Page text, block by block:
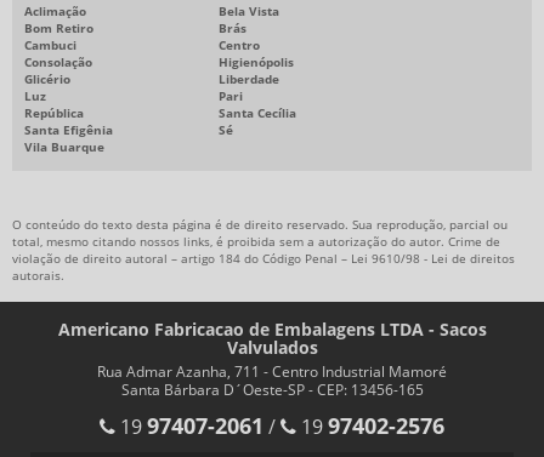
Aclimação
Bela Vista
Bom Retiro
Brás
Cambuci
Centro
Consolação
Higienópolis
Glicério
Liberdade
Luz
Pari
República
Santa Cecília
Santa Efigênia
Sé
Vila Buarque
O conteúdo do texto desta página é de direito reservado. Sua reprodução, parcial ou
total, mesmo citando nossos links, é proibida sem a autorização do autor. Crime de
violação de direito autoral – artigo 184 do Código Penal – Lei 9610/98 - Lei de direitos
autorais.
Americano Fabricacao de Embalagens LTDA - Sacos
Valvulados
Rua Admar Azanha, 711 - Centro Industrial Mamoré
Santa Bárbara D´Oeste-SP - CEP: 13456-165
1997407-2061 / 1997402-2576